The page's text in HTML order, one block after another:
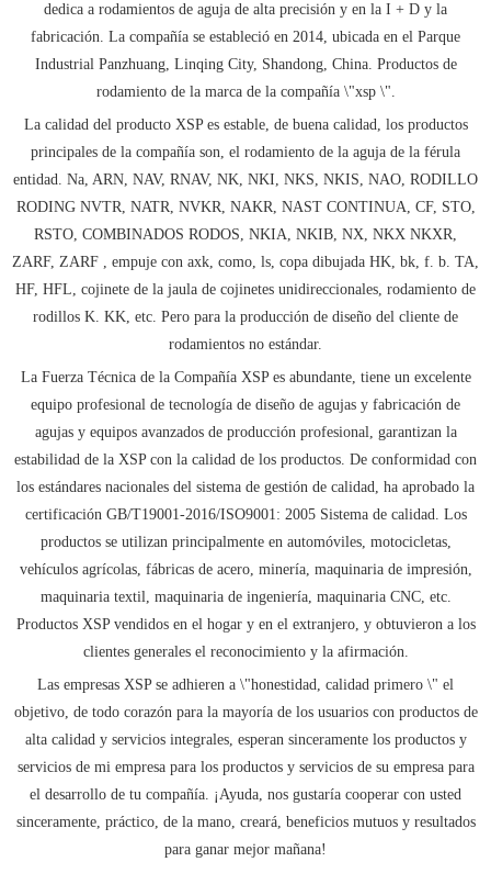
dedica a rodamientos de aguja de alta precisión y en la I + D y la
fabricación. La compañía se estableció en 2014, ubicada en el Parque
Industrial Panzhuang, Linqing City, Shandong, China. Productos de
rodamiento de la marca de la compañía \"xsp \".
La calidad del producto XSP es estable, de buena calidad, los productos
principales de la compañía son, el rodamiento de la aguja de la férula
entidad. Na, ARN, NAV, RNAV, NK, NKI, NKS, NKIS, NAO, RODILLO
RODING NVTR, NATR, NVKR, NAKR, NAST CONTINUA, CF, STO,
RSTO, COMBINADOS RODOS, NKIA, NKIB, NX, NKX NKXR,
ZARF, ZARF , empuje con axk, como, ls, copa dibujada HK, bk, f. b. TA,
HF, HFL, cojinete de la jaula de cojinetes unidireccionales, rodamiento de
rodillos K. KK, etc. Pero para la producción de diseño del cliente de
rodamientos no estándar.
La Fuerza Técnica de la Compañía XSP es abundante, tiene un excelente
equipo profesional de tecnología de diseño de agujas y fabricación de
agujas y equipos avanzados de producción profesional, garantizan la
estabilidad de la XSP con la calidad de los productos. De conformidad con
los estándares nacionales del sistema de gestión de calidad, ha aprobado la
certificación GB/T19001-2016/ISO9001: 2005 Sistema de calidad. Los
productos se utilizan principalmente en automóviles, motocicletas,
vehículos agrícolas, fábricas de acero, minería, maquinaria de impresión,
maquinaria textil, maquinaria de ingeniería, maquinaria CNC, etc.
Productos XSP vendidos en el hogar y en el extranjero, y obtuvieron a los
clientes generales el reconocimiento y la afirmación.
Las empresas XSP se adhieren a \"honestidad, calidad primero \" el
objetivo, de todo corazón para la mayoría de los usuarios con productos de
alta calidad y servicios integrales, esperan sinceramente los productos y
servicios de mi empresa para los productos y servicios de su empresa para
el desarrollo de tu compañía. ¡Ayuda, nos gustaría cooperar con usted
sinceramente, práctico, de la mano, creará, beneficios mutuos y resultados
para ganar mejor mañana!